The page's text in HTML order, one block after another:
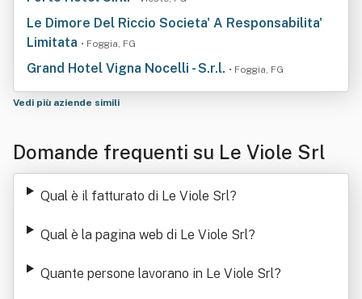
Le Dimore Del Riccio Societa' A Responsabilita'
Limitata • Foggia, FG
Grand Hotel Vigna Nocelli - S.r.l. • Foggia, FG
Vedi più aziende simili
Domande frequenti su Le Viole Srl
Qual è il fatturato di Le Viole Srl?
Qual è la pagina web di Le Viole Srl?
Quante persone lavorano in Le Viole Srl?